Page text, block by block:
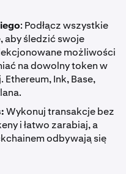
: Podłącz wszystkie
aby śledzić swoje
możliwości
na dowolny token w
Ink, Base,
Wykonuj transakcje bez
i łatwo zarabiaj, a
odbywają się